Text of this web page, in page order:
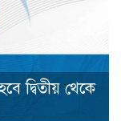
দ্বিতীয় থেকে